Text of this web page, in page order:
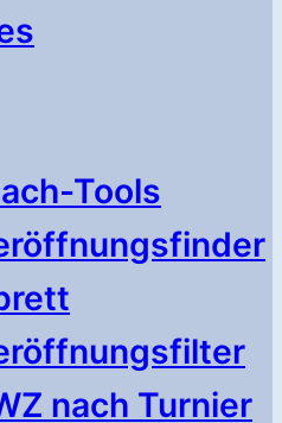
Tools
nach Turnier